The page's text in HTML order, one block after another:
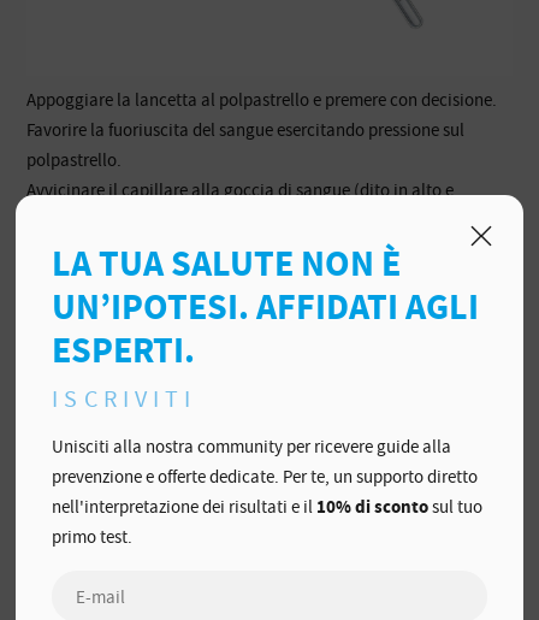
Appoggiare la lancetta al polpastrello e premere con decisione.
Favorire la fuoriuscita del sangue esercitando pressione sul
polpastrello.
Avvicinare il capillare alla goccia di sangue (dito in alto e
Per capillarità il sangue entrerà all'interno della provetta.
Continuare a massaggiare il dito per far fuoriuscire altro sangue.
Raccogliere il sangue fino al riempimento del capillare.
Battere il fondo della provetta su una superficie fino a quando il
provetta.
Inserire la provetta campione all'interno della provetta di
trasporto.
ATTENZIONE
LA TUA SALUTE NON È
UN’IPOTESI. AFFIDATI AGLI
ESPERTI.
ISCRIVITI
Unisciti alla nostra community per ricevere guide alla
prevenzione e offerte dedicate. Per te, un supporto diretto
nell'interpretazione dei risultati e il 10% di scontosul tuo
primo test.